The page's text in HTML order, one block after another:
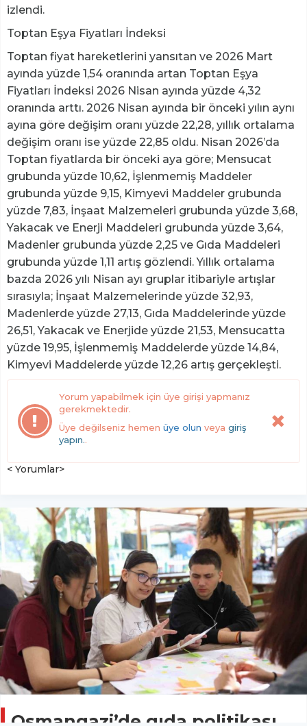
izlendi.
Toptan Eşya Fiyatları İndeksi
Toptan fiyat hareketlerini yansıtan ve 2026 Mart
ayında yüzde 1,54 oranında artan Toptan Eşya
Fiyatları İndeksi 2026 Nisan ayında yüzde 4,32
oranında arttı. 2026 Nisan ayında bir önceki yılın aynı
ayına göre değişim oranı yüzde 22,28, yıllık ortalama
değişim oranı ise yüzde 22,85 oldu. Nisan 2026’da
Toptan fiyatlarda bir önceki aya göre; Mensucat
grubunda yüzde 10,62, İşlenmemiş Maddeler
grubunda yüzde 9,15, Kimyevi Maddeler grubunda
yüzde 7,83, İnşaat Malzemeleri grubunda yüzde 3,68,
Yakacak ve Enerji Maddeleri grubunda yüzde 3,64,
Madenler grubunda yüzde 2,25 ve Gıda Maddeleri
grubunda yüzde 1,11 artış gözlendi. Yıllık ortalama
bazda 2026 yılı Nisan ayı gruplar itibariyle artışlar
sırasıyla; İnşaat Malzemelerinde yüzde 32,93,
Madenlerde yüzde 27,13, Gıda Maddelerinde yüzde
26,51, Yakacak ve Enerjide yüzde 21,53, Mensucatta
yüzde 19,95, İşlenmemiş Maddelerde yüzde 14,84,
Kimyevi Maddelerde yüzde 12,26 artış gerçekleşti.
Yorum yapabilmek için üye girişi yapmanız
gerekmektedir.
Üye değilseniz hemen üye olun veya giriş
yapın..
< Yorumlar>
Osmangazi’de gıda politikası